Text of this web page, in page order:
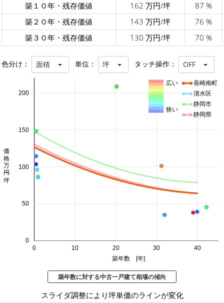
築１０年・残存価値 162 万円/坪
87 %
築２０年・残存価値
143 万円/坪
76 %
築３０年・残存価値
130 万円/坪 70 %
色分け： 面積 単位： 坪 タッチ操作： OFF
0 10 20 30 40
0
50
100
150
200
築年数 [年]
価格 万円/坪
長崎南町
清水区
静岡市
静岡県
広い
狭い
築年数に対する中古一戸建て相場の傾向
スライダ調整により坪単価のラインが変化